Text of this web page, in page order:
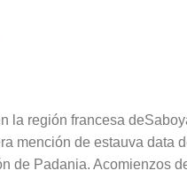
la región francesa
mención de estauva data
de Padania. Acomienzos